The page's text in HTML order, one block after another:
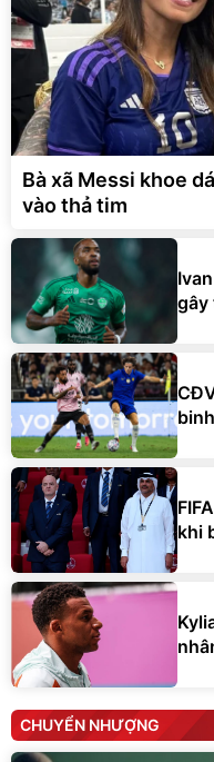
Bà xã Messi khoe
vào thả tim
gây
khi
CHUYỂN NHƯỢNG